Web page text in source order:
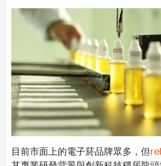
目前市面上的電子菸品牌眾多，但